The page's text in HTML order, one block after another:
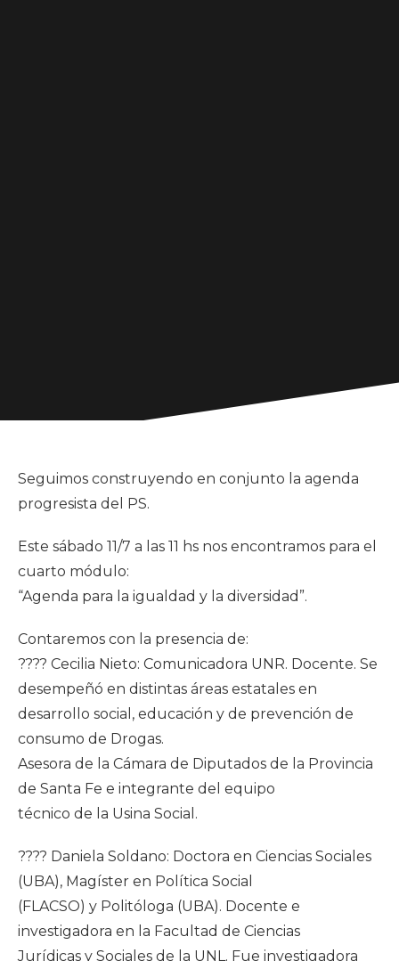
Seguimos construyendo en conjunto la agenda
progresista del PS.
Este sábado 11/7 a las 11 hs nos encontramos para el
cuarto módulo:
“Agenda para la igualdad y la diversidad”.
Contaremos con la presencia de:
???? Cecilia Nieto: Comunicadora UNR. Docente. Se
desempeñó en distintas áreas estatales en
desarrollo social, educación y de prevención de
consumo de Drogas.
Asesora de la Cámara de Diputados de la Provincia
de Santa Fe e integrante del equipo
técnico de la Usina Social.
???? Daniela Soldano: Doctora en Ciencias Sociales
(UBA), Magíster en Política Social
(FLACSO) y Politóloga (UBA). Docente e
investigadora en la Facultad de Ciencias
Jurídicas y Sociales de la UNL. Fue investigadora